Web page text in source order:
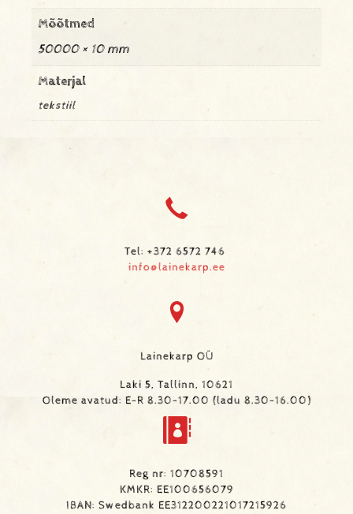
Mõõtmed
50000 × 10 mm
Materjal
tekstiil
Tel: +372 6572 746
info@lainekarp.ee
Lainekarp OÜ
Laki 5, Tallinn, 10621
Oleme avatud: E-R 8.30-17.00 (ladu 8.30-16.00)
Reg nr: 10708591
KMKR: EE100656079
IBAN: Swedbank EE312200221017215926